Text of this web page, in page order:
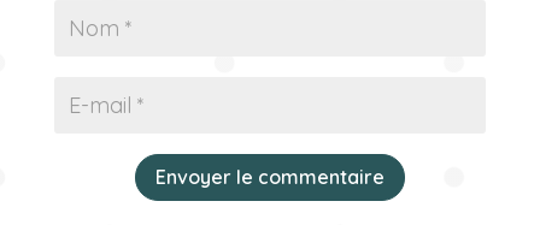
Envoyer le commentaire